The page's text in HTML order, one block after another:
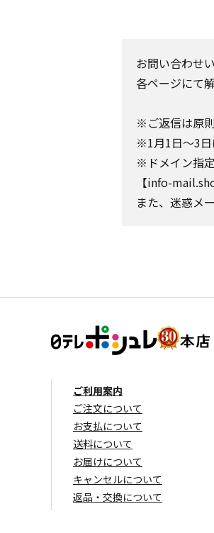
お問い合わせ
各ページにて
※ご返信は原
※1月1日～3日
※ドメイン指
【info-
また、迷惑メ
ご利用案内
ご注文について
お支払について
送料について
お届けについて
キャンセルについて
返品・交換について